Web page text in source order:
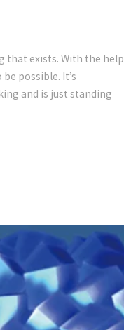
that exists. With the help
possible. It’s
and is just standing